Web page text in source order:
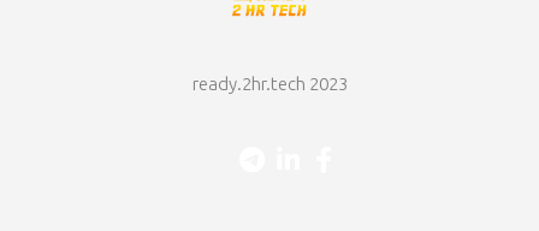
ready.2hr.tech 2023